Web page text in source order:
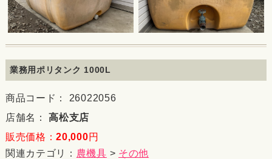
業務用ポリタンク 1000L
商品コード： 26022056
店舗名：高松支店
販売価格：20,000円
関連カテゴリ： 農機具 > その他